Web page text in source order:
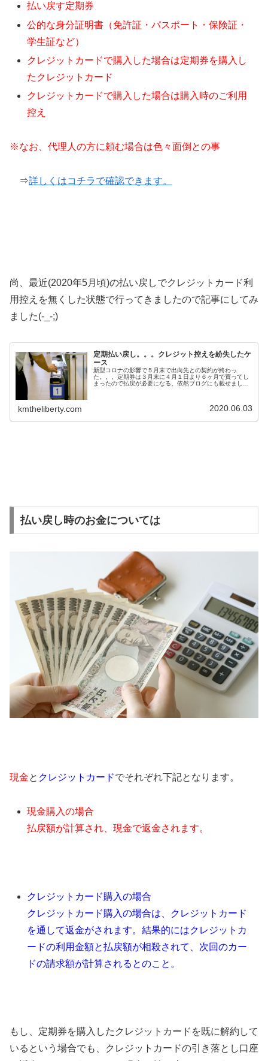
払い戻す定期券
公的な身分証明書（免許証・パスポート・保険証・
学生証など）
クレジットカードで購入した場合は定期券を購入し
たクレジットカード
クレジットカードで購入した場合は購入時のご利用
控え
※なお、代理人の方に頼む場合は色々面倒との事
⇒詳しくはコチラで確認できます。
尚、最近(2020年5月頃)の払い戻しでクレジットカード利
用控えを無くした状態で行ってきましたので記事にしてみ
ました(-_-;)
定期払い戻し。。。クレジット控えを紛失したケ
ース
新型コロナの影響で５月末で出向先との契約が終わっ
た。。。定期券は３月末に４月１日より６ヶ月で買ってし
まったので払戻が必要になる、依然ブログにも載せました
kmtheliberty.com 2020.06.03
払い戻し時のお金については
現金と クレジットカードでそれぞれ下記となります。
現金購入の場合
払戻額が計算され、現金で返金されます。
クレジットカード購入の場合
クレジットカード購入の場合は、クレジットカード
を通して返金がされます。結果的にはクレジットカ
ードの利用金額と払戻額が相殺されて、次回のカー
ドの請求額が計算されるとのこと。
もし、定期券を購入したクレジットカードを既に解約して
いるという場合でも、クレジットカードの引き落とし口座